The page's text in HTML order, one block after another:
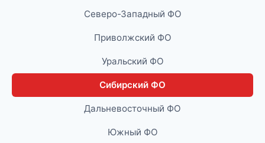
Северо-Западный ФО
Приволжский ФО
Уральский ФО
Сибирский ФО
Дальневосточный ФО
Южный ФО